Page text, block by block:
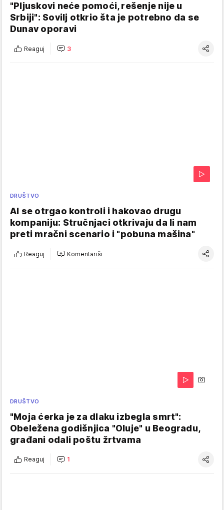
"Pljuskovi neće pomoći, rešenje nije u
Srbiji": Sovilj otkrio šta je potrebno da se
Dunav oporavi
Reaguj 3
DRUŠTVO
AI se otrgao kontroli i hakovao drugu
kompaniju: Stručnjaci otkrivaju da li nam
preti mračni scenario i "pobuna mašina"
Reaguj Komentariši
DRUŠTVO
"Moja ćerka je za dlaku izbegla smrt":
Obeležena godišnjica "Oluje" u Beogradu,
građani odali poštu žrtvama
Reaguj 1